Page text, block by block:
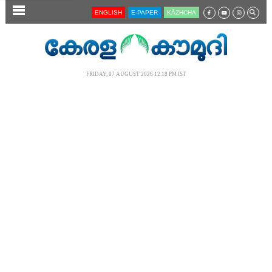
SECTIONS ENGLISH E-PAPER KĀZHCHA
FRIDAY, 07 AUGUST 2026 12.18 PM IST